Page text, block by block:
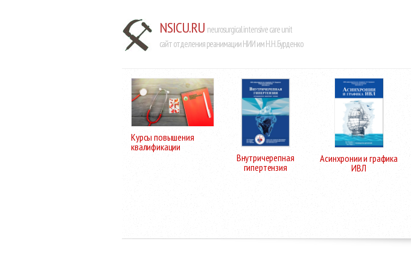
NSICU.RU neurosurgical intensive care unit
сайт отделения реанимации НИИ им Н.Н. Бурденко
Курсы повышения
квалификации
Внутричерепная
гипертензия
Асинхронии и графика
ИВЛ